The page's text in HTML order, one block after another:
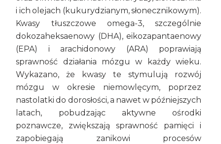
i ich olejach (kukurydzianym, słonecznikowym).
Kwasy tłuszczowe omega-3, szczególnie
dokozaheksaenowy (DHA), eikozapantaenowy
(EPA) i arachidonowy (ARA) poprawiają
sprawność działania mózgu w każdy wieku.
Wykazano, że kwasy te stymulują rozwój
mózgu w okresie niemowlęcym, poprzez
nastolatki do dorosłości, a nawet w późniejszych
latach, pobudzając aktywne ośrodki
poznawcze, zwiększają sprawność pamięci i
zapobiegają zanikowi procesów